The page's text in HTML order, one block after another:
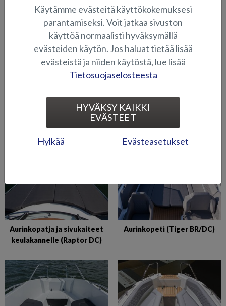
ISTUINTYYNYT JA PEHMUSTEET
Auringonottopatja (Fox BR
Auringonottopatjasto
Aurinkopatja ja sivukaiteet
keulakannelle (Raptor DC)
Aurinkopeti (Tiger BR/DC)
Käytämme evästeitä käyttökokemuksesi
parantamiseksi. Voit jatkaa sivuston
käyttöä normaalisti hyväksymällä
evästeiden käytön. Jos haluat tietää lisää
evästeistä ja niiden käytöstä, lue lisää
Tietosuojaselosteesta
HYVÄKSY KAIKKI
EVÄSTEET
Hylkää Evästeasetukset